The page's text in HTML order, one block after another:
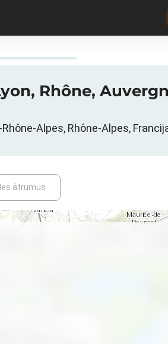
Rhône,
Alpes, Rhône-Alpes,
ātrumus